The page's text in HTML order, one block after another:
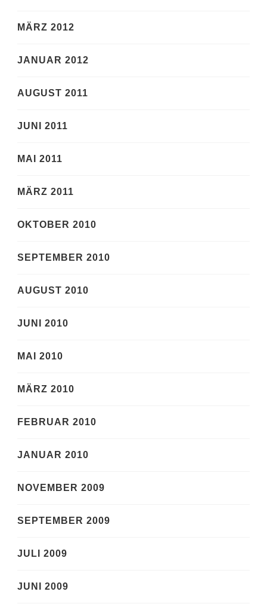
MÄRZ 2012
JANUAR 2012
AUGUST 2011
JUNI 2011
MAI 2011
MÄRZ 2011
OKTOBER 2010
SEPTEMBER 2010
AUGUST 2010
JUNI 2010
MAI 2010
MÄRZ 2010
FEBRUAR 2010
JANUAR 2010
NOVEMBER 2009
SEPTEMBER 2009
JULI 2009
JUNI 2009